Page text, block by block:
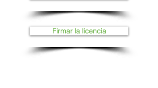
Firmar la licencia